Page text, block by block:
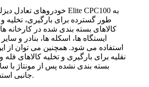
طور گسترده برای بارگیری، تخلیه و
کالاهای بسته بندی شده در کارخانه ها،
ایستگاه ها، اسکله ها، بنادر و
استفاده می شود. همچنین می توان از
نقلیه برای بارگیری و تخلیه کالاهای فله
بسته بندی نشده پس از مونتاژ با
جانبی استفاده کرد.